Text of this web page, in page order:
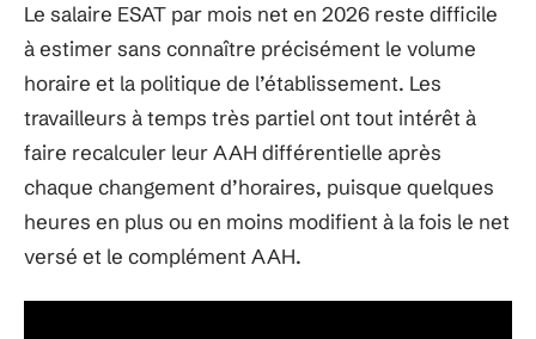
Le salaire ESAT par mois net en 2026 reste difficile
à estimer sans connaître précisément le volume
horaire et la politique de l’établissement. Les
travailleurs à temps très partiel ont tout intérêt à
faire recalculer leur AAH différentielle après
chaque changement d’horaires, puisque quelques
heures en plus ou en moins modifient à la fois le net
versé et le complément AAH.